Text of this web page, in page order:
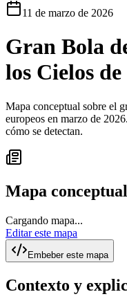
11 de marzo de 2026
Gran Bola
los Cielos
Mapa conceptual sobre el
europeos en marzo de
cómo se detectan.
Mapa
Cargando mapa...
Editar este mapa
Embeber este mapa
Contexto y